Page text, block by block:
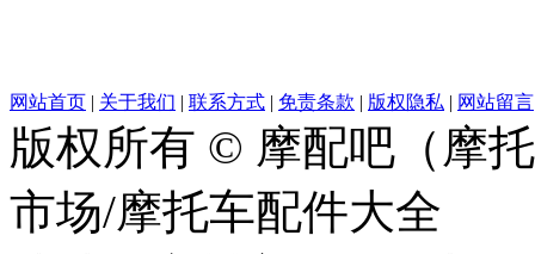
网站首页 | 关于我们 | 联系方式 | 免责条款 | 版权隐私 | 网站留言
版权所有 © 摩配吧（摩
市场/摩托车配件大全